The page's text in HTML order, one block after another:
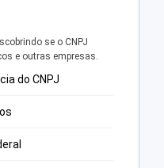
se o CNPJ
e outras empresas.
do CNPJ